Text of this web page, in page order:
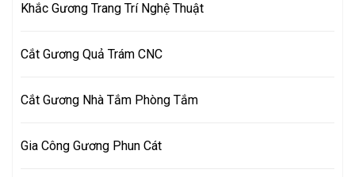
Khắc Gương Trang Trí Nghệ Thuật
Cắt Gương Quả Trám CNC
Cắt Gương Nhà Tắm Phòng Tắm
Gia Công Gương Phun Cát